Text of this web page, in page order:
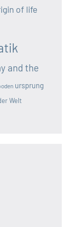
of life
and the
ursprung
Welt